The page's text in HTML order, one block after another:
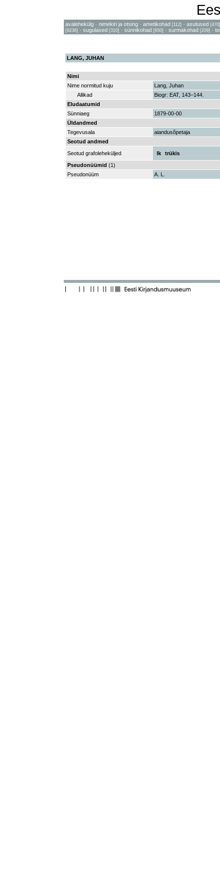
avalehekülg · nimekiri ja otsing · ametikohad [112] · asutused [470]
[9236] · sugulased [310] · sünnikohad [650] · surmakohad [209] ·
LANG, JUHAN
Nimi
Nime normitud kuju
Lang, Juhan
Allikad
Biogr: EAT, 143–144.
Eludaatumid
Sünniaeg
1879-00-00
Üldandmed
Tegevusala
aiandusõpetaja
Seotud andmed
Seotud grafoleheküljed
lk
trükis
Pseudonüümid (1)
Pseudonüüm
A. L.